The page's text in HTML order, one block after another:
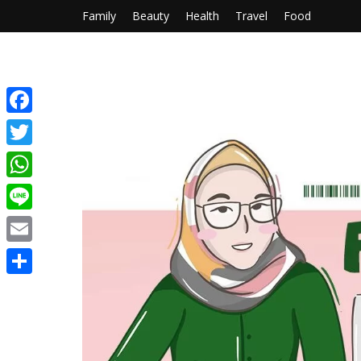
Family Beauty Health Travel Food
Facebook
Twitter
WhatsApp
Line
Email